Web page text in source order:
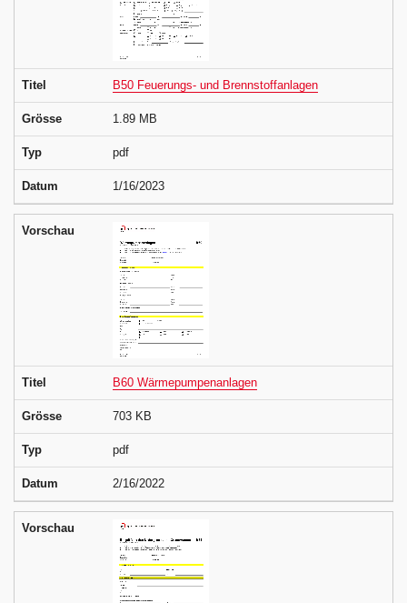
Titel B50 Feuerungs- und Brennstoffanlagen
Grösse 1.89 MB
Typ pdf
Datum 1/16/2023
Vorschau
Titel B60 Wärmepumpenanlagen
Grösse 703 KB
Typ pdf
Datum 2/16/2022
Vorschau